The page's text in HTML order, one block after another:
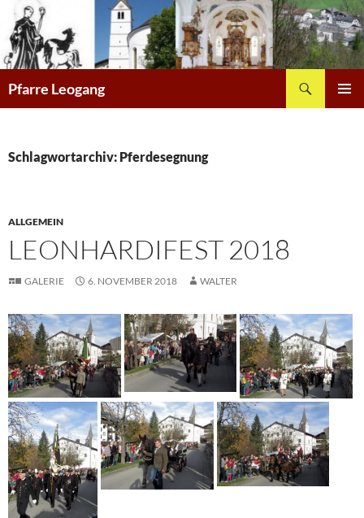
Zum
Inhalt
springen
Pfarre Leogang
Schlagwortarchiv: Pferdesegnung
ALLGEMEIN
LEONHARDIFEST 2018
GALERIE 6. NOVEMBER 2018 WALTER